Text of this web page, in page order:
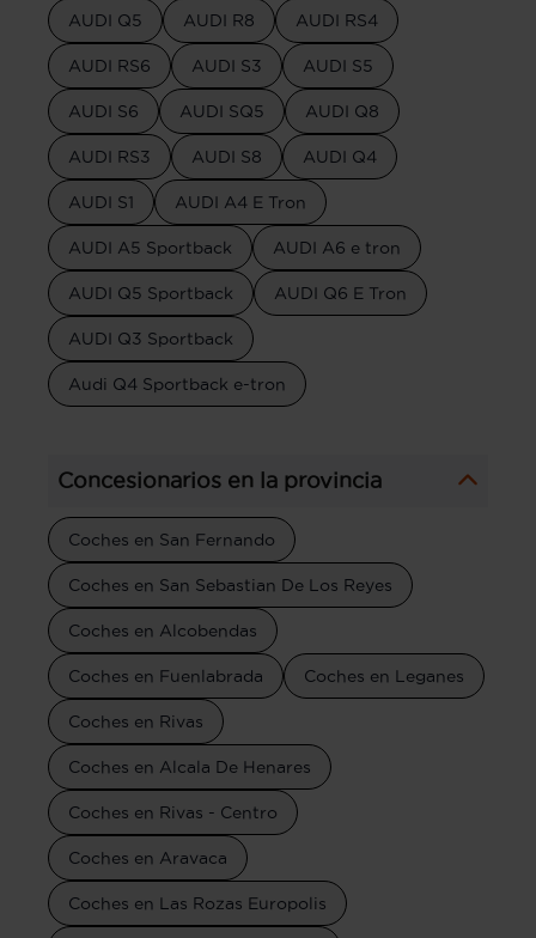
AUDI Q5 AUDI R8 AUDI RS4
AUDI RS6 AUDI S3 AUDI S5
AUDI S6 AUDI SQ5 AUDI Q8
AUDI RS3 AUDI S8 AUDI Q4
AUDI S1 AUDI A4 E Tron
AUDI A5 Sportback AUDI A6 e tron
AUDI Q5 Sportback AUDI Q6 E Tron
AUDI Q3 Sportback
Audi Q4 Sportback e-tron
Concesionarios en la provincia
Coches en San Fernando
Coches en San Sebastian De Los Reyes
Coches en Alcobendas
Coches en Fuenlabrada Coches en Leganes
Coches en Rivas
Coches en Alcala De Henares
Coches en Rivas - Centro
Coches en Aravaca
Coches en Las Rozas Europolis